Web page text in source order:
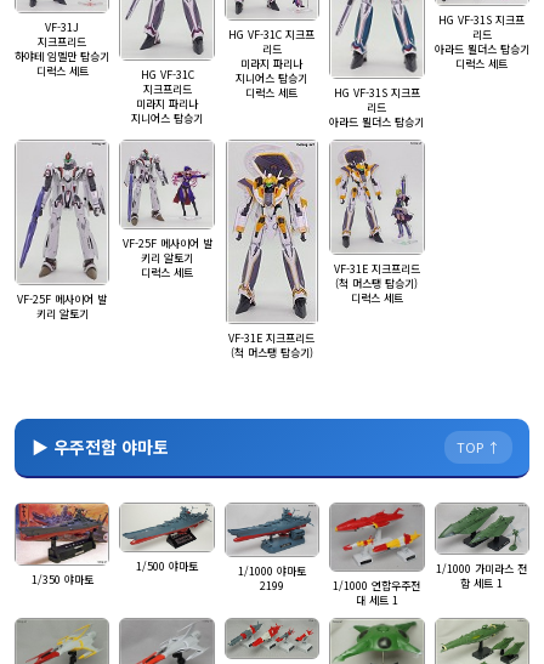
VF-31J
지크프리드
하야테 임멜만 탑승기
디럭스 세트
HG VF-31C
지크프리드
미라지 파리나
지니어스 탑승기
HG VF-31C 지크프
리드
미라지 파리나
지니어스 탑승기
디럭스 세트
HG VF-31S 지크프
리드
아라드 묄더스 탑승기
HG VF-31S 지크프
리드
아라드 묄더스 탑승기
디럭스 세트
VF-25F 메사이어 발
키리 알토기
VF-25F 메사이어 발
키리 알토기
디럭스 세트
VF-31E 지크프리드
(척 머스탱 탑승기)
VF-31E 지크프리드
(척 머스탱 탑승기)
디럭스 세트
▶ 우주전함 야마토 TOP ↑
1/350 야마토
1/500 야마토
1/1000 야마토
2199
1/1000 연합우주전
대 세트 1
1/1000 가미라스 전
함 세트 1